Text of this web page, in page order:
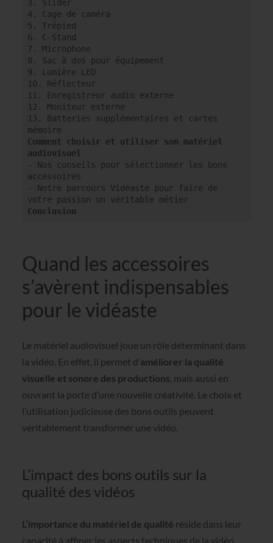
3. Slider
4. Cage de caméra
5. Trépied
6. C-Stand
7. Microphone
8. Sac à dos pour équipement
9. Lumière LED
10. Réflecteur
11. Enregistreur audio externe
12. Moniteur externe
13. Batteries supplémentaires et cartes
Comment choisir et utiliser son matériel
audiovisuel
- Nos conseils pour sélectionner les bons
accessoires
- Notre parcours Vidéaste pour faire de
Conclusion
Quand les accessoires
s’avèrent indispensables
pour le vidéaste
Le matériel audiovisuel joue un rôle déterminant dans
la vidéo. En effet, il permet d’améliorer la qualité
visuelle et sonore des productions, mais aussi en
ouvrant la porte d’une nouvelle créativité. Le choix et
l’utilisation judicieuse des bons outils peuvent
véritablement transformer une vidéo.
L’impact des bons outils sur la
qualité des vidéos
L’importance du matériel de qualité réside dans leur
capacité à affiner les aspects techniques de la vidéo,